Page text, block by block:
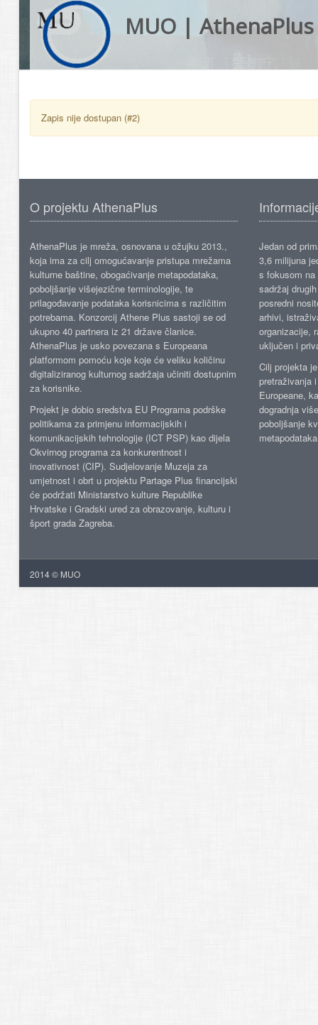
MUO | AthenaPlus
Zapis nije dostupan (#2)
O projektu AthenaPlus
AthenaPlus je mreža, osnovana u ožujku 2013.,
koja ima za cilj omogućavanje pristupa mrežama
kulturne baštine, obogaćivanje metapodataka,
poboljšanje višejezične terminologije, te
prilagođavanje podataka korisnicima s različitim
potrebama. Konzorcij Athene Plus sastoji se od
ukupno 40 partnera iz 21 države članice.
AthenaPlus je usko povezana s Europeana
platformom pomoću koje koje će veliku količinu
digitaliziranog kulturnog sadržaja učiniti dostupnim
za korisnike.
Projekt je dobio sredstva EU Programa podrške
politikama za primjenu informacijskih i
komunikacijskih tehnologije (ICT PSP) kao dijela
Okvirnog programa za konkurentnost i
inovativnost (CIP). Sudjelovanje Muzeja za
umjetnost i obrt u projektu Partage Plus financijski
će podržati Ministarstvo kulture Republike
Hrvatske i Gradski ured za obrazovanje, kulturu i
šport grada Zagreba.
Jedan od
3,6 milijuna
s fokusom
sadržaj
posredni
arhivi,
organizacije,
uključen i
Cilj projekta
pretraživanja
Europeane,
dogradnja
poboljšanje
2014 © MUO